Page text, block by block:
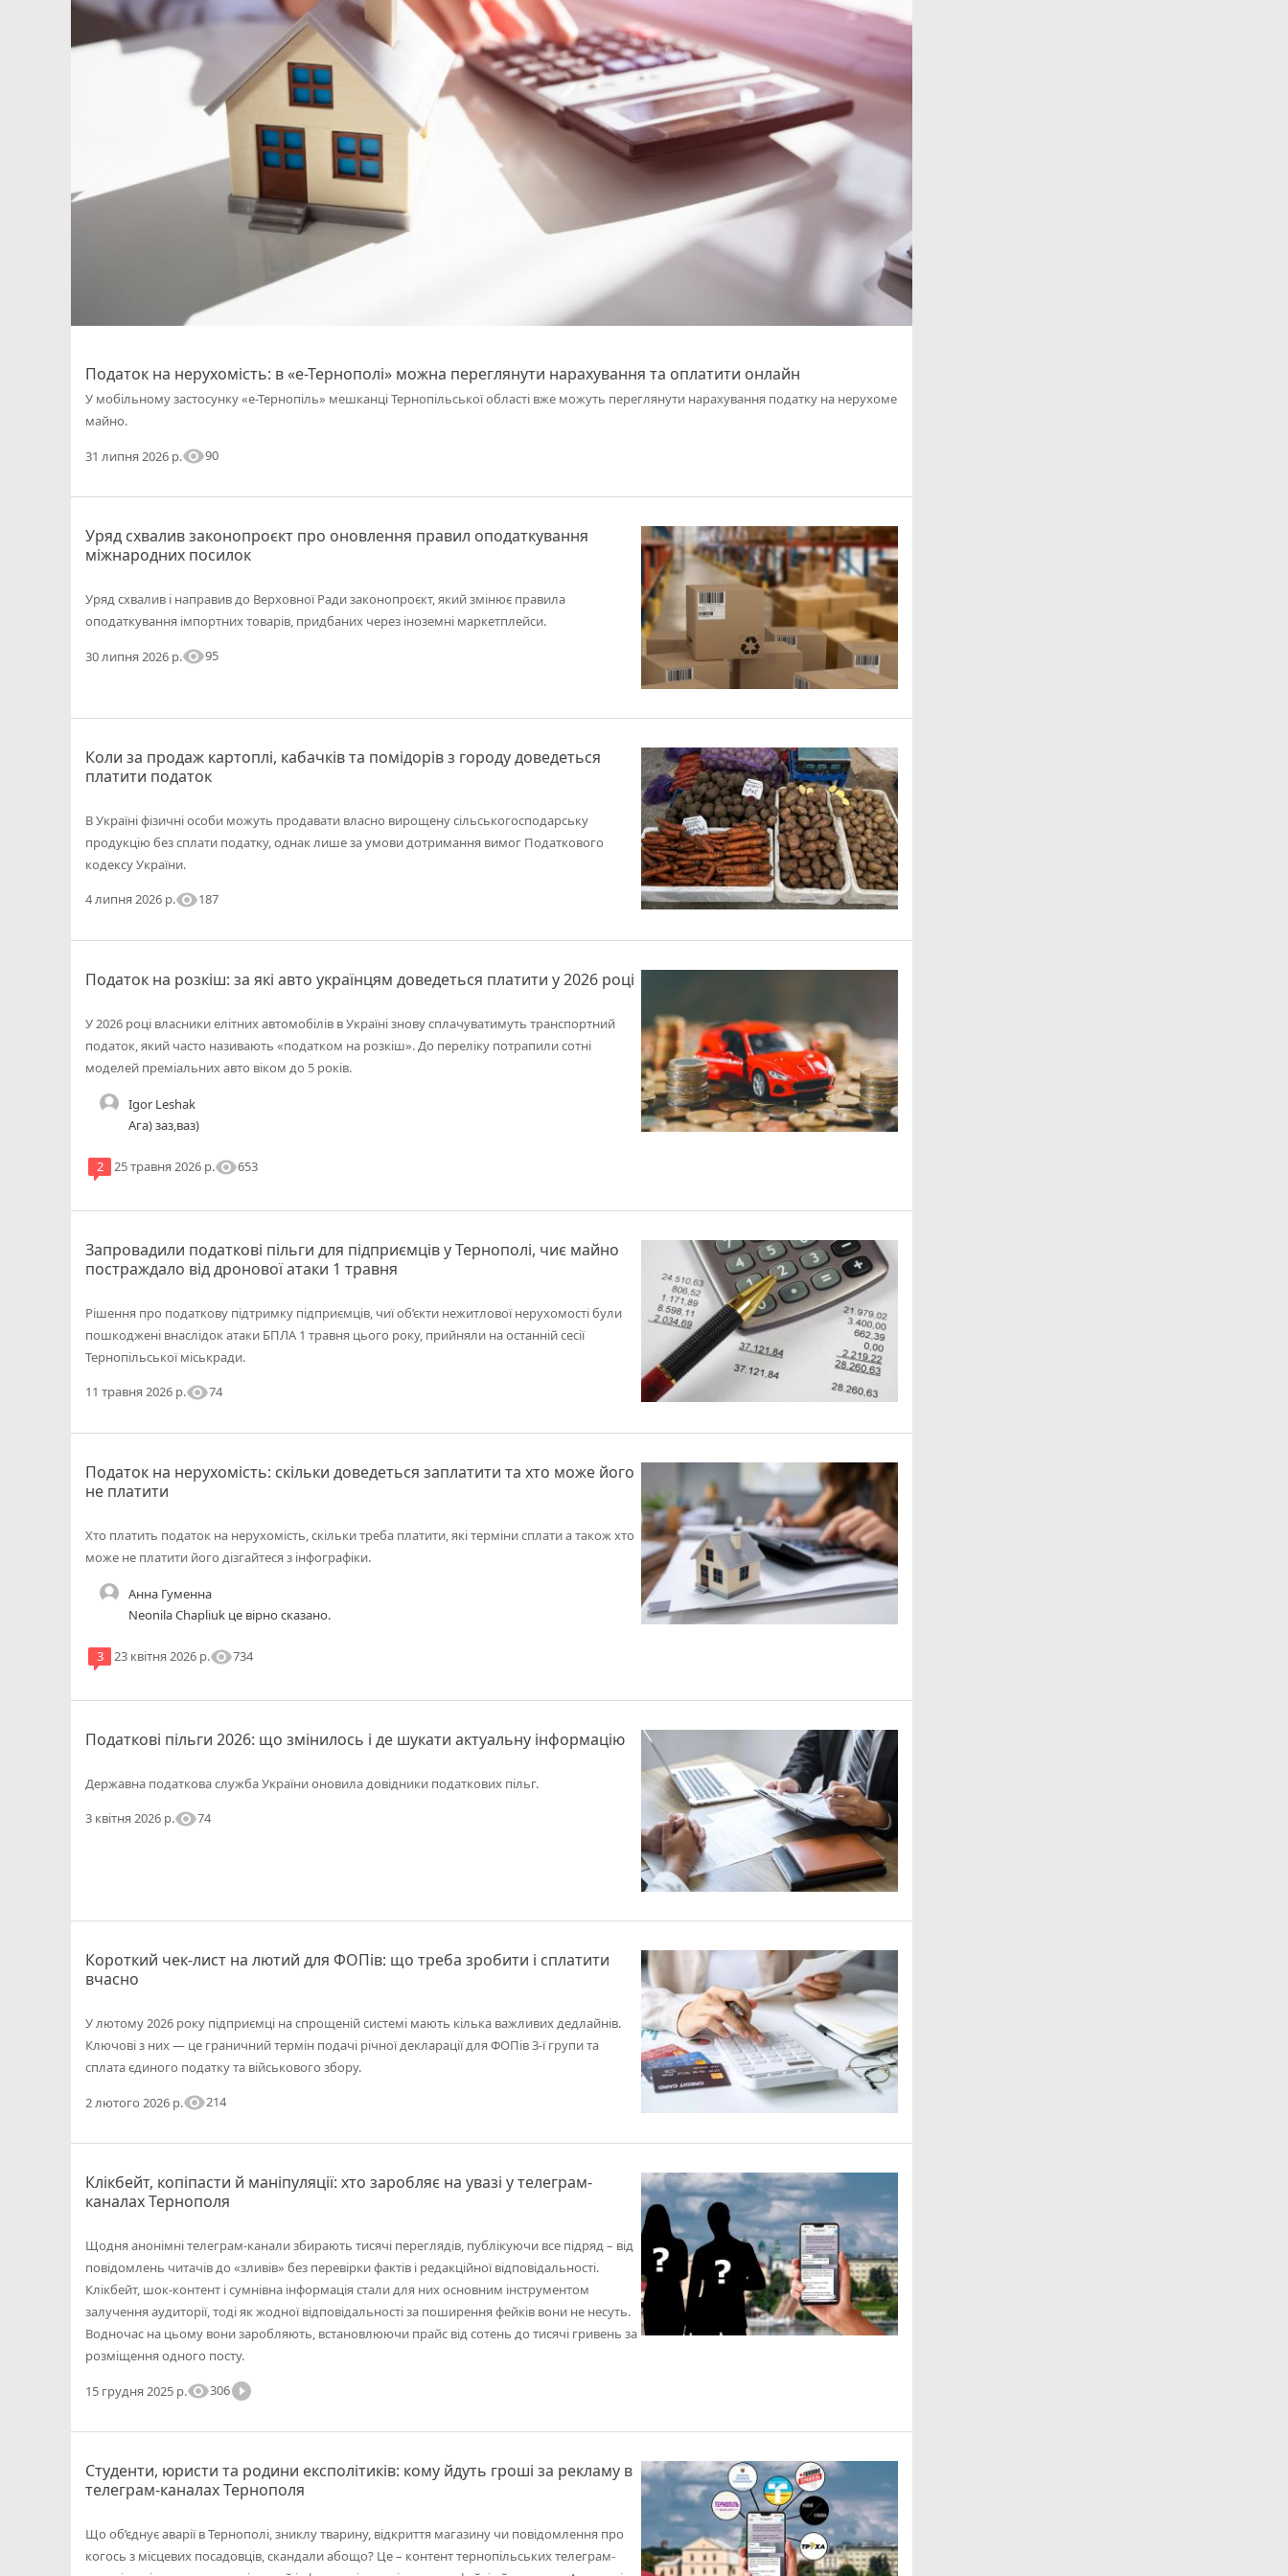
Податок на нерухомість: в «е-Тернополі» можна переглянути нарахування та оплатити онлайн
У мобільному застосунку «е-Тернопіль» мешканці Тернопільської області вже можуть переглянути нарахування податку на нерухоме
майно.
31 липня 2026 р.visibility90
Уряд схвалив законопроєкт про оновлення правил оподаткування
міжнародних посилок
Уряд схвалив і направив до Верховної Ради законопроєкт, який змінює правила
оподаткування імпортних товарів, придбаних через іноземні маркетплейси.
30 липня 2026 р.visibility95
Коли за продаж картоплі, кабачків та помідорів з городу доведеться
платити податок
В Україні фізичні особи можуть продавати власно вирощену сільськогосподарську
продукцію без сплати податку, однак лише за умови дотримання вимог Податкового
кодексу України.
4 липня 2026 р.visibility187
Податок на розкіш: за які авто українцям доведеться платити у 2026 році
У 2026 році власники елітних автомобілів в Україні знову сплачуватимуть транспортний
податок, який часто називають «податком на розкіш». До переліку потрапили сотні
моделей преміальних авто віком до 5 років.
Igor Leshak
Ага) заз,ваз)
2 25 травня 2026 р.visibility653
Запровадили податкові пільги для підприємців у Тернополі, чиє майно
постраждало від дронової атаки 1 травня
Рішення про податкову підтримку підприємців, чиї об’єкти нежитлової нерухомості були
пошкоджені внаслідок атаки БПЛА 1 травня цього року, прийняли на останній сесії
Тернопільської міськради.
11 травня 2026 р.visibility74
Податок на нерухомість: скільки доведеться заплатити та хто може його
не платити
Хто платить податок на нерухомість, скільки треба платити, які терміни сплати а також хто
може не платити його дізгайтеся з інфографіки.
Анна Гуменна
Neonila Chapliuk це вірно сказано.
3 23 квітня 2026 р.visibility734
Податкові пільги 2026: що змінилось і де шукати актуальну інформацію
Державна податкова служба України оновила довідники податкових пільг.
3 квітня 2026 р.visibility74
Короткий чек-лист на лютий для ФОПів: що треба зробити і сплатити
вчасно
У лютому 2026 року підприємці на спрощеній системі мають кілька важливих дедлайнів.
Ключові з них — це граничний термін подачі річної декларації для ФОПів 3-ї групи та
сплата єдиного податку та військового збору.
2 лютого 2026 р.visibility214
Клікбейт, копіпасти й маніпуляції: хто заробляє на увазі у телеграм-
каналах Тернополя
Щодня анонімні телеграм-канали збирають тисячі переглядів, публікуючи все підряд – від
повідомлень читачів до «зливів» без перевірки фактів і редакційної відповідальності.
Клікбейт, шок-контент і сумнівна інформація стали для них основним інструментом
залучення аудиторії, тоді як жодної відповідальності за поширення фейків вони не несуть.
Водночас на цьому вони заробляють, встановлюючи прайс від сотень до тисячі гривень за
розміщення одного посту.
15 грудня 2025 р.visibility306play_circle_filled
Студенти, юристи та родини експолітиків: кому йдуть гроші за рекламу в
телеграм-каналах Тернополя
Що об’єднує аварії в Тернополі, зниклу тварину, відкриття магазину чи повідомлення про
когось з місцевих посадовців, скандали абощо? Це – контент тернопільських телеграм-